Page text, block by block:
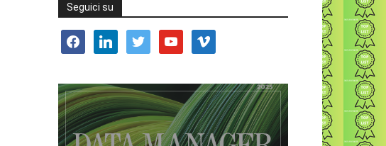
Seguici su
facebooklinkedin twitter youtube vimeo